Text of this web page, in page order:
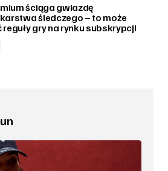
ściąga gwiazdę
śledczego – to może
reguły gry na rynku subskrypcji